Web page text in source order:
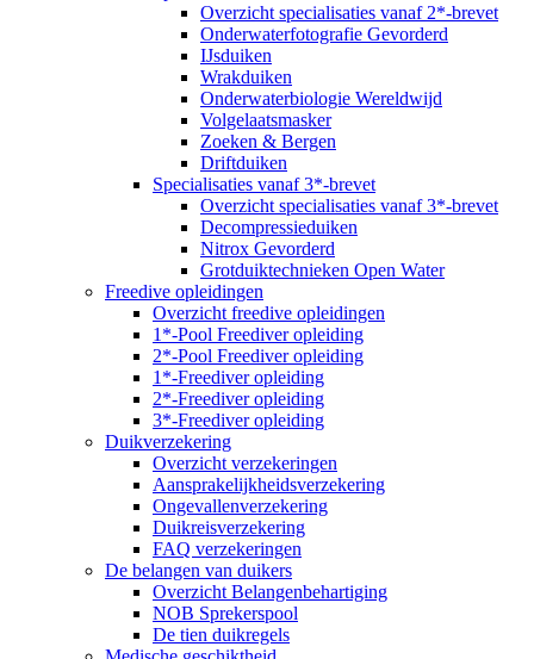
Overzicht specialisaties vanaf 2*-brevet
Onderwaterfotografie Gevorderd
IJsduiken
Wrakduiken
Onderwaterbiologie Wereldwijd
Volgelaatsmasker
Zoeken & Bergen
Driftduiken
Specialisaties vanaf 3*-brevet
Overzicht specialisaties vanaf 3*-brevet
Decompressieduiken
Nitrox Gevorderd
Grotduiktechnieken Open Water
Freedive opleidingen
Overzicht freedive opleidingen
1*-Pool Freediver opleiding
2*-Pool Freediver opleiding
1*-Freediver opleiding
2*-Freediver opleiding
3*-Freediver opleiding
Duikverzekering
Overzicht verzekeringen
Aansprakelijkheidsverzekering
Ongevallenverzekering
Duikreisverzekering
FAQ verzekeringen
De belangen van duikers
Overzicht Belangenbehartiging
NOB Sprekerspool
De tien duikregels